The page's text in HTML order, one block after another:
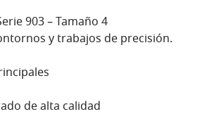
903 – Tamaño 4
y trabajos de precisión.
de alta calidad